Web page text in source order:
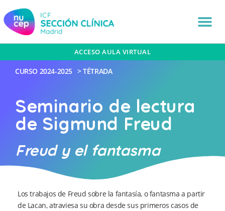
ACCESO AULA VIRTUAL
CURSO 2024-2025 >TÉTRADA
Seminario de lectura
de Sigmund Freud
Freud y el fantasma
Los trabajos de Freud sobre la fantasía, o fantasma a partir
de Lacan, atraviesa su obra desde sus primeros casos de